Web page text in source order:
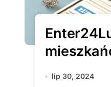
lip 30, 2024